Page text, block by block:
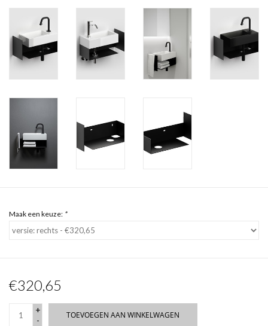
Maak een keuze: *
€320,65
+
-
TOEVOEGEN AAN WINKELWAGEN